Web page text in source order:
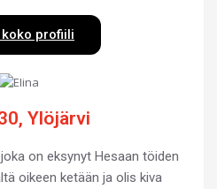
koko profiili
Ylöjärvi
on eksynyt Hesaan töiden
oikeen ketään ja olis kiva